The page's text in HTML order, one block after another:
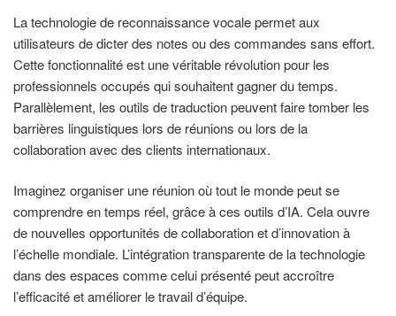
La technologie de reconnaissance vocale permet aux
utilisateurs de dicter des notes ou des commandes sans effort.
Cette fonctionnalité est une véritable révolution pour les
professionnels occupés qui souhaitent gagner du temps.
Parallèlement, les outils de traduction peuvent faire tomber les
barrières linguistiques lors de réunions ou lors de la
collaboration avec des clients internationaux.
Imaginez organiser une réunion où tout le monde peut se
comprendre en temps réel, grâce à ces outils d’IA. Cela ouvre
de nouvelles opportunités de collaboration et d’innovation à
l’échelle mondiale. L’intégration transparente de la technologie
dans des espaces comme celui présenté peut accroître
l’efficacité et améliorer le travail d’équipe.